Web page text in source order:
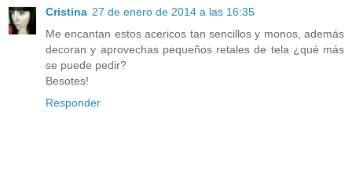
Cristina 27 de enero de 2014 a las 16:35
Me encantan estos acericos tan sencillos y monos, además
decoran y aprovechas pequeños retales de tela ¿qué más
se puede pedir?
Besotes!
Responder